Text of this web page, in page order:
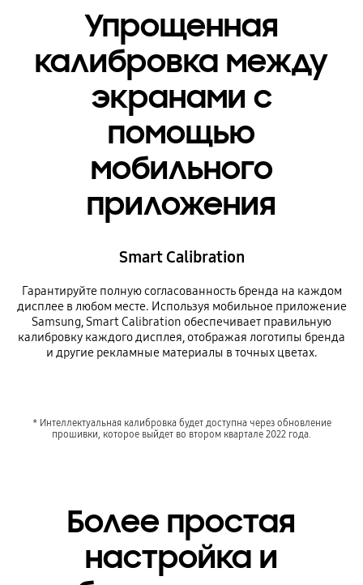
Упрощенная
калибровка между
экранами с
помощью
мобильного
приложения
Smart Calibration
Гарантируйте полную согласованность бренда на каждом
дисплее в любом месте. Используя мобильное приложение
Samsung, Smart Calibration обеспечивает правильную
калибровку каждого дисплея, отображая логотипы бренда
и другие рекламные материалы в точных цветах.
* Интеллектуальная калибровка будет доступна через обновление
прошивки, которое выйдет во втором квартале 2022 года.
Более простая
настройка и